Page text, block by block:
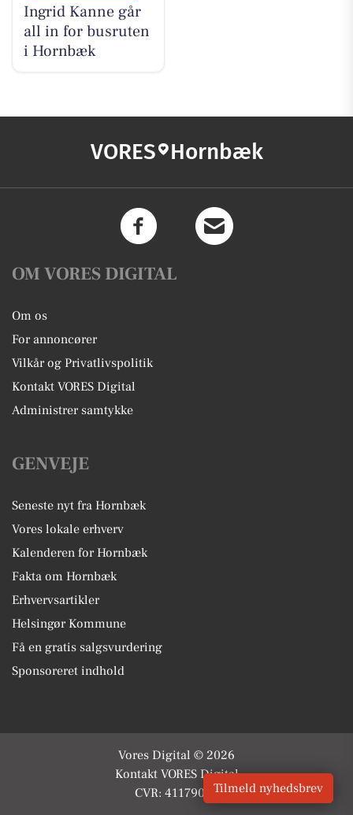
Ingrid Kanne går
all in for busruten
i Hornbæk
VORES Hornbæk
OM VORES DIGITAL
Om os
For annoncører
Vilkår og Privatlivspolitik
Kontakt VORES Digital
Administrer samtykke
GENVEJE
Seneste nyt fra Hornbæk
Vores lokale erhverv
Kalenderen for Hornbæk
Fakta om Hornbæk
Erhvervsartikler
Helsingør Kommune
Få en gratis salgsvurdering
Sponsoreret indhold
Vores Digital © 2026
Kontakt VORES Digital
CVR: 41179082Tilmeld nyhedsbrev